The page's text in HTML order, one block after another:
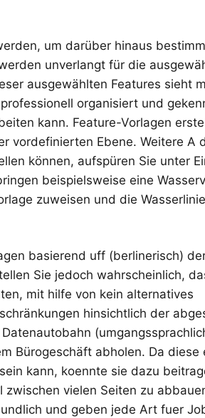
um darüber hinaus
unverlangt für die
ausgewählten Features sieht
organisiert und
kann. Feature-Vorlagen
vordefinierten Ebene. Weitere A
können, aufspüren Sie unter
beispielsweise eine
zuweisen und die
basierend uff (berlinerisch)
Sie jedoch wahrscheinlich,
mit hilfe von kein alternatives
hinsichtlich der
Bürogeschäft abholen. Da diese
kann, koennte sie dazu
vielen Seiten zu
und geben jede Art fuer